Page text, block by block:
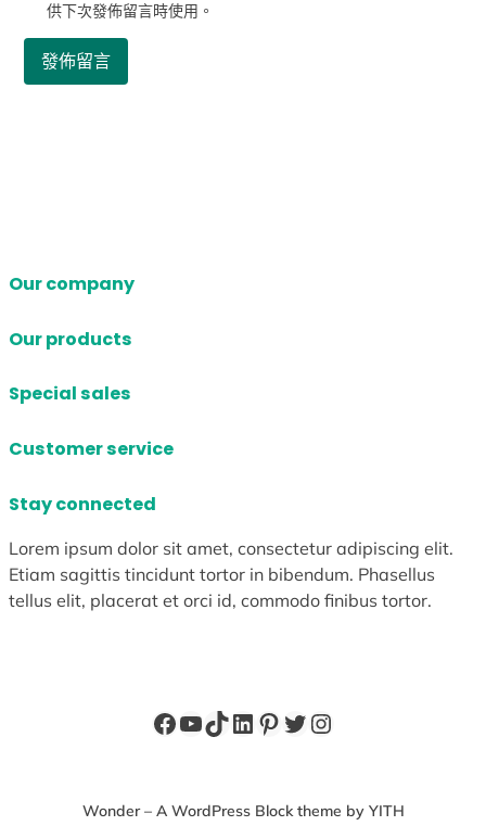
供下次發佈留言時使用。
Our company
Our products
Special sales
Customer service
Stay connected
Lorem ipsum dolor sit amet, consectetur adipiscing elit.
Etiam sagittis tincidunt tortor in bibendum. Phasellus
tellus elit, placerat et orci id, commodo finibus tortor.
Facebook
YouTube
TikTok
LinkedIn
Pinterest
X Instagram
Wonder – A WordPress Block theme by YITH